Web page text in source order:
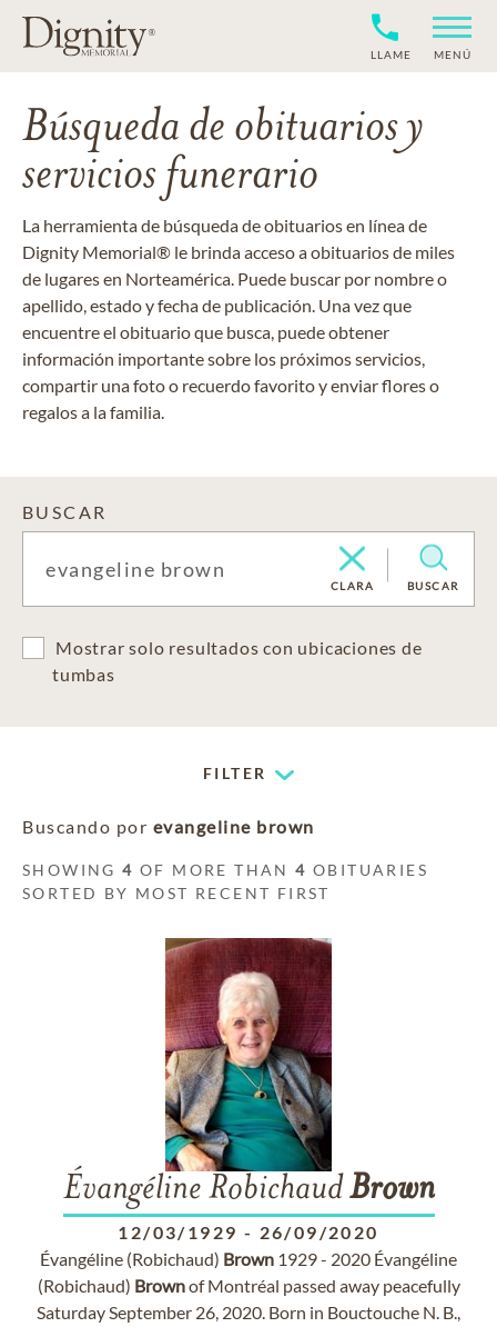
LLAME MENÚ
Búsqueda de obituarios y
servicios funerario
La herramienta de búsqueda de obituarios en línea de
Dignity Memorial® le brinda acceso a obituarios de miles
de lugares en Norteamérica. Puede buscar por nombre o
apellido, estado y fecha de publicación. Una vez que
encuentre el obituario que busca, puede obtener
información importante sobre los próximos servicios,
compartir una foto o recuerdo favorito y enviar flores o
regalos a la familia.
BUSCAR
CLARA BUSCAR
Mostrar solo resultados con ubicaciones de
tumbas
FILTER
Buscando por evangeline brown
SHOWING4 OF MORE THAN4 OBITUARIES
SORTED BY MOST RECENT FIRST
Évangéline RobichaudBrown
12/03/1929 - 26/09/2020
Évangéline (Robichaud) Brown 1929 - 2020 Évangéline
(Robichaud) Brownof Montréal passed away peacefully
Saturday September 26, 2020. Born in Bouctouche N. B.,